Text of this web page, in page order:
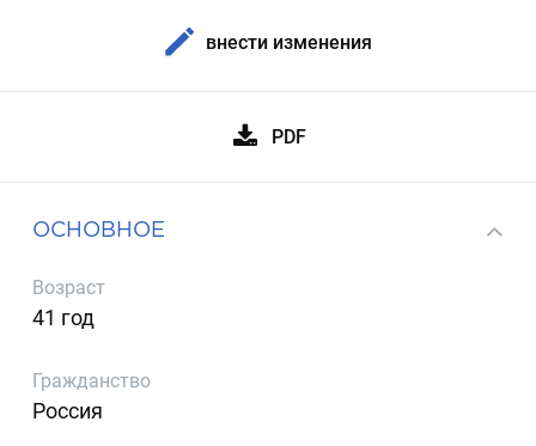
внести изменения
PDF
ОСНОВНОЕ
Возраст
41 год
Гражданство
Россия